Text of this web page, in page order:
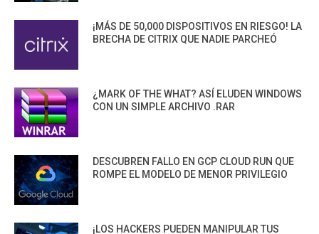
¡MÁS DE 50,000 DISPOSITIVOS EN RIESGO! LA
BRECHA DE CITRIX QUE NADIE PARCHEÓ
¿MARK OF THE WHAT? ASÍ ELUDEN WINDOWS
CON UN SIMPLE ARCHIVO .RAR
DESCUBREN FALLO EN GCP CLOUD RUN QUE
ROMPE EL MODELO DE MENOR PRIVILEGIO
¡LOS HACKERS PUEDEN MANIPULAR TUS